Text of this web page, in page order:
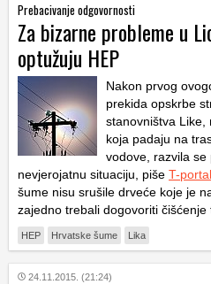
Prebacivanje odgovornosti
Za bizarne probleme u
optužuju HEP
Nakon prvog
prekida opskrbe
stanovništva Like,
koja padaju na
vodove, razvila
nevjerojatnu situaciju, piše T-portal
šume nisu srušile drveće koje je
zajedno trebali dogovoriti čišćenje
HEP Hrvatske šume Lika
24.11.2015. (21:24)